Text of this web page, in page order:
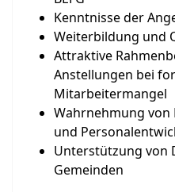
Kenntnisse der
Weiterbildung und
Attraktive
Anstellungen bei
Mitarbeitermangel
Wahrnehmung
und
Unterstützung von
Gemeinden